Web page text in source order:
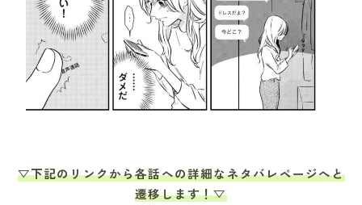
▽下記のリンクから各話への詳細なネタバレページへと
遷移します！▽